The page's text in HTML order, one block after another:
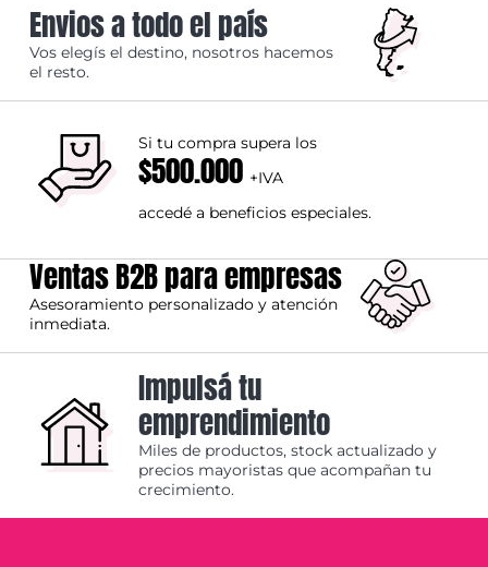
Envios a todo el país
Vos elegís el destino, nosotros hacemos
el resto.
Si tu compra supera los
$500.000 +IVA
accedé a beneficios especiales.
Ventas B2B para empresas
Asesoramiento personalizado y atención
inmediata.
Impulsá tu
emprendimiento
Miles de productos, stock actualizado y
precios mayoristas que acompañan tu
crecimiento.